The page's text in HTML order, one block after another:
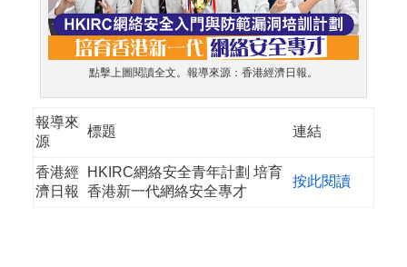
點擊上圖閱讀全文。報導來源：香港經濟日報。
報導來
源
標題 連結
香港經
濟日報
HKIRC網絡安全青年計劃 培育
香港新一代網絡安全專才
按此閱讀